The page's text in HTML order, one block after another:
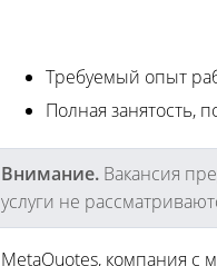
Требуемый опыт
Полная занятость,
Внимание. Вакансия
услуги не
MetaQuotes, компания